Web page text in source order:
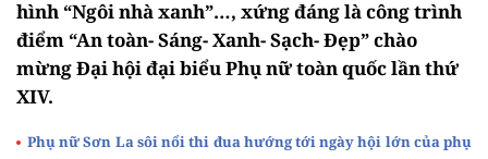
hình “Ngôi nhà xanh”…, xứng đáng là công trình
điểm “An toàn- Sáng- Xanh- Sạch- Đẹp” chào
mừng Đại hội đại biểu Phụ nữ toàn quốc lần thứ
XIV.
Phụ nữ Sơn La sôi nổi thi đua hướng tới ngày hội lớn của phụ